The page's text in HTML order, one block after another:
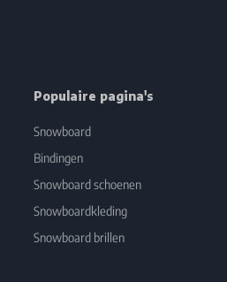
Populaire pagina's
Snowboard
Bindingen
Snowboard schoenen
Snowboardkleding
Snowboard brillen